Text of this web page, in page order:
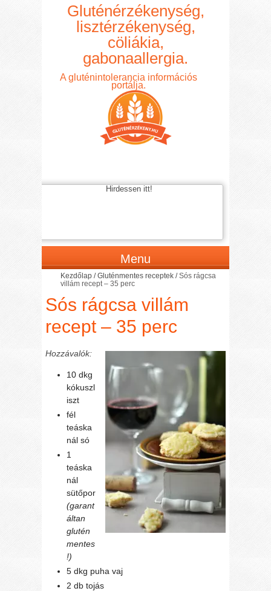
Gluténérzékenység,
lisztérzékenység,
cöliákia,
gabonaallergia.
A gluténintolerancia információs
portálja.
Hirdessen itt!
Menu
Kezdőlap /Gluténmentes receptek /Sós rágcsa
villám recept – 35 perc
Sós rágcsa villám
recept – 35 perc
Hozzávalók:
10 dkg
kókuszl
iszt
fél
teáska
nál só
1
teáska
nál
sütőpor
(garant
áltan
glutén
mentes
!)
5 dkg puha vaj
2 db tojás